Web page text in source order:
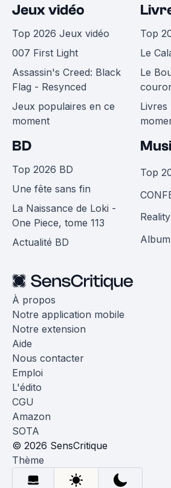
Jeux vidéo
Top 2026 Jeux vidéo
007 First Light
Assassin's Creed: Black
Flag - Resynced
Jeux populaires en ce
moment
Top
Le
Le
Livres
BD
Top 2026 BD
Une fête sans fin
La Naissance de Loki -
One Piece, tome 113
Actualité BD
Top
À propos
Notre application mobile
Notre extension
Aide
Nous contacter
Emploi
L'édito
CGU
Amazon
SOTA
© 2026 SensCritique
Thème